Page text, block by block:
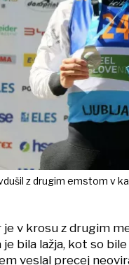
z drugim emstom v
je v krosu z drugim
je bila lažja, kot so
veslal precej